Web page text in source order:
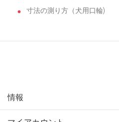
寸法の測り方（犬用口輪)
情報